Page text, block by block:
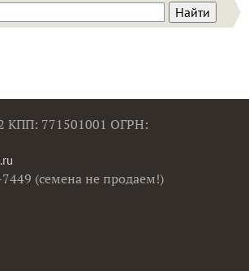
КПП: 771501001 ОГРН:
(семена не продаем!)